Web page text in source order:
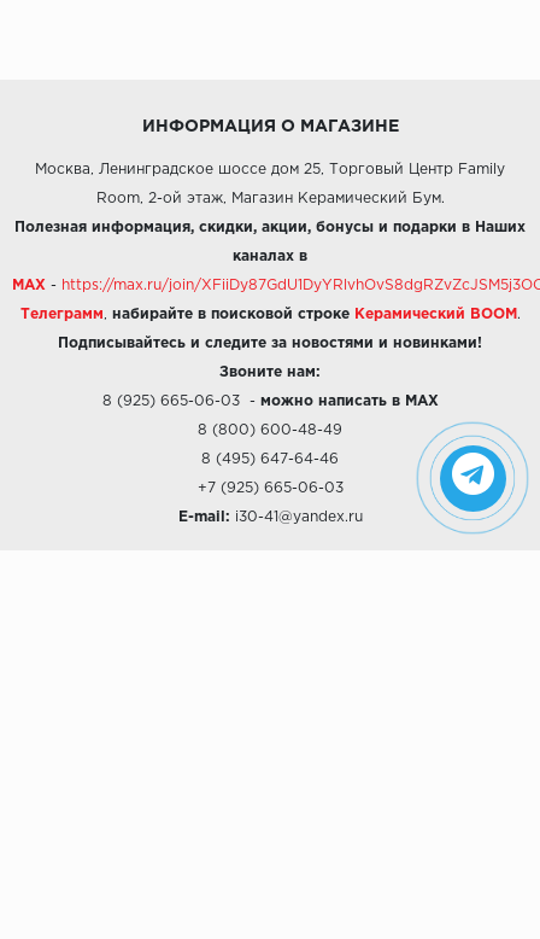
ИНФОРМАЦИЯ О МАГАЗИНЕ
Москва, Ленинградское шоссе дом 25, Торговый Центр Family
Room, 2-ой этаж, Магазин Керамический Бум.
Полезная информация, скидки, акции, бонусы и подарки в Наших
каналах в
MAX - https://max.ru/join/
Телеграмм набирайте в поисковой строке Керамический BOOM .
Подписывайтесь и следите за новостями и новинками!
Звоните нам:
8 (925) 665-06-03- можно написать в MAX
8 (800) 600-48-49
8 (495) 647-64-46
+7 (925) 665-06-03
E-mail: i30-41@yandex.ru